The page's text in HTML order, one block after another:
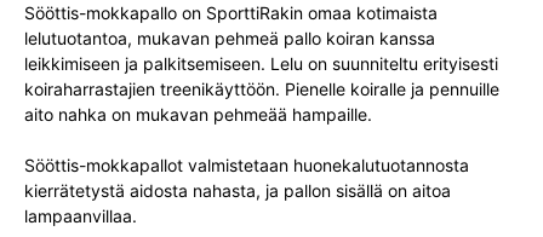
Sööttis-mokkapallo on SporttiRakin omaa kotimaista
lelutuotantoa, mukavan pehmeä pallo koiran kanssa
leikkimiseen ja palkitsemiseen. Lelu on suunniteltu erityisesti
koiraharrastajien treenikäyttöön. Pienelle koiralle ja pennuille
aito nahka on mukavan pehmeää hampaille.
Sööttis-mokkapallot valmistetaan huonekalutuotannosta
kierrätetystä aidosta nahasta, ja pallon sisällä on aitoa
lampaanvillaa.